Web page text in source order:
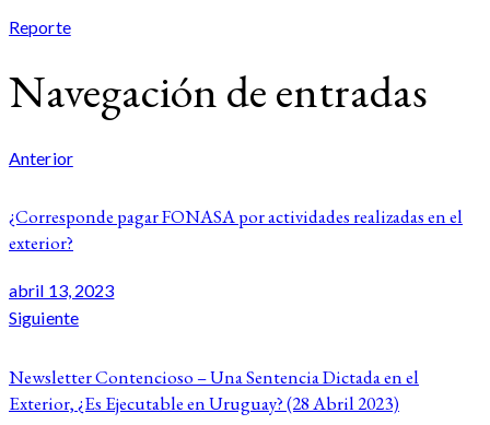
Reporte
Navegación de entradas
Anterior
¿Corresponde pagar FONASA por actividades realizadas en el
exterior?
abril 13, 2023
Siguiente
Newsletter Contencioso – Una Sentencia Dictada en el
Exterior, ¿Es Ejecutable en Uruguay? (28 Abril 2023)